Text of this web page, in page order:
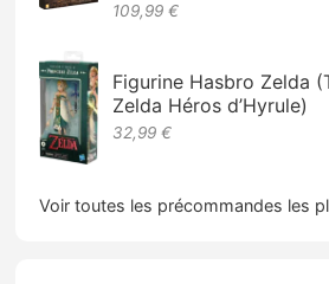
109,99 €
Figurine Hasbro Zelda
Zelda Héros d’Hyrule)
32,99 €
Voir toutes les précommandes les